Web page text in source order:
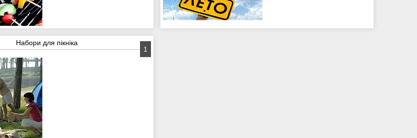
Набори для пікніка
1